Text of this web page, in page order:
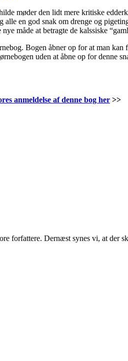
møder den lidt mere kritiske
en god snak om drenge og
måde at betragte de kalssiske
Bogen åbner op for at man kan
uden at åbne op for denne
anmeldelse af denne bog her >>
forfattere. Dernæst synes vi, at der